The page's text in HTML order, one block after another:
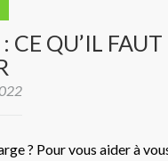
CE QU’IL FAUT
? Pour vous aider à